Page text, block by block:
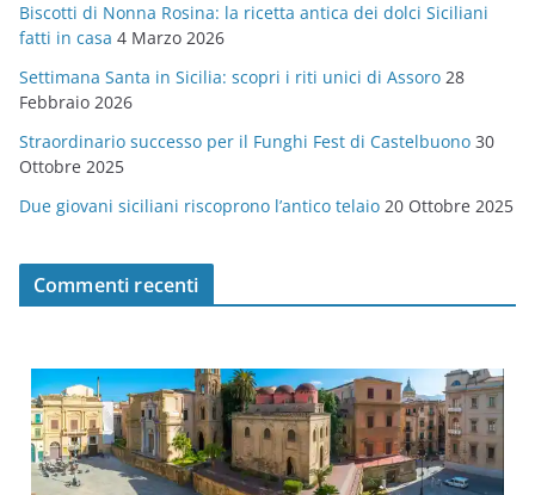
i
e
Biscotti di Nonna Rosina: la ricetta antica dei dolci Siciliani
fatti in casa 4 Marzo 2026
Settimana Santa in Sicilia: scopri i riti unici di Assoro 28
Febbraio 2026
Straordinario successo per il Funghi Fest di Castelbuono 30
Ottobre 2025
Due giovani siciliani riscoprono l’antico telaio 20 Ottobre 2025
Commenti recenti